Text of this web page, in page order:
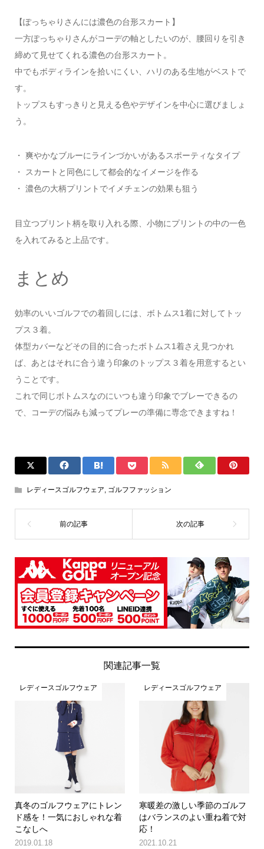
【ぽっちゃりさんには濃色の台形スカート】
一方ぽっちゃりさんがコーデの軸としたいのが、腰回りを引き
締めて見せてくれる濃色の台形スカート。
中でもボディラインを拾いにくい、ハリのある生地がベストで
す。
トップスもすっきりと見える色やデザインを中心に選びましょ
う。
・ 爽やかなブルーにラインづかいがあるスポーティなタイプ
・ スカートと同色にして都会的なイメージを作る
・ 濃色の大柄プリントでイメチェンの効果も狙う
目立つプリント柄を取り入れる際、小物にプリントの中の一色
を入れてみると上品です。
まとめ
効率のいいゴルフでの着回しには、ボトムス1着に対してトッ
プス３着。
体型カバーなどその目的に合ったボトムス1着さえ見つかれ
ば、あとはそれに合う違う印象のトップス３着を用意するとい
うことです。
これで同じボトムスなのにいつも違う印象でブレーできるの
で、コーデの悩みも減ってプレーの準備に専念できますね！
レディースゴルフウェア ゴルフファッション
関連記事一覧
レディースゴルフウェア
真冬のゴルフウェアにトレン
ド感を！一気におしゃれな着
こなしへ
2019.01.18
レディースゴルフウェア
寒暖差の激しい季節のゴルフ
はバランスのよい重ね着で対
応！
2021.10.21